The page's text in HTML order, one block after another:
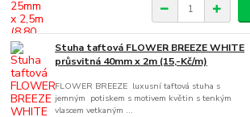
Stuha taftová FLOWER BREEZE WHITE
průsvitná 40mm x 2m (15,-Kč/m)
FLOWER BREEZE luxusní taftová stuha s
jemným potiskem s motivem květin s tenkým
vlascem vetkaným ...